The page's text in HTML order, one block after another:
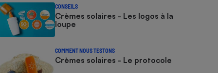
CONSEILS
Crèmes solaires - Les logos à la
loupe
COMMENT NOUS TESTONS
Crèmes solaires - Le protocole